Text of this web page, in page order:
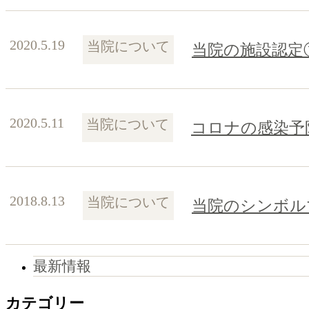
2020.5.19 当院について 当院の施設認
2020.5.11 当院について コロナの感染予
2018.8.13 当院について 当院のシンボル
最新情報
カテゴリー